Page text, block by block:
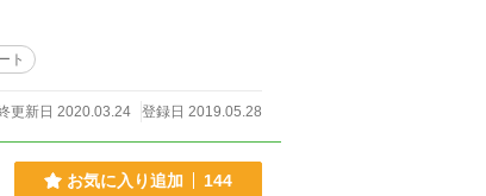
ト
更新日 2020.03.24 登録日 2019.05.28
お気に入り追加 144